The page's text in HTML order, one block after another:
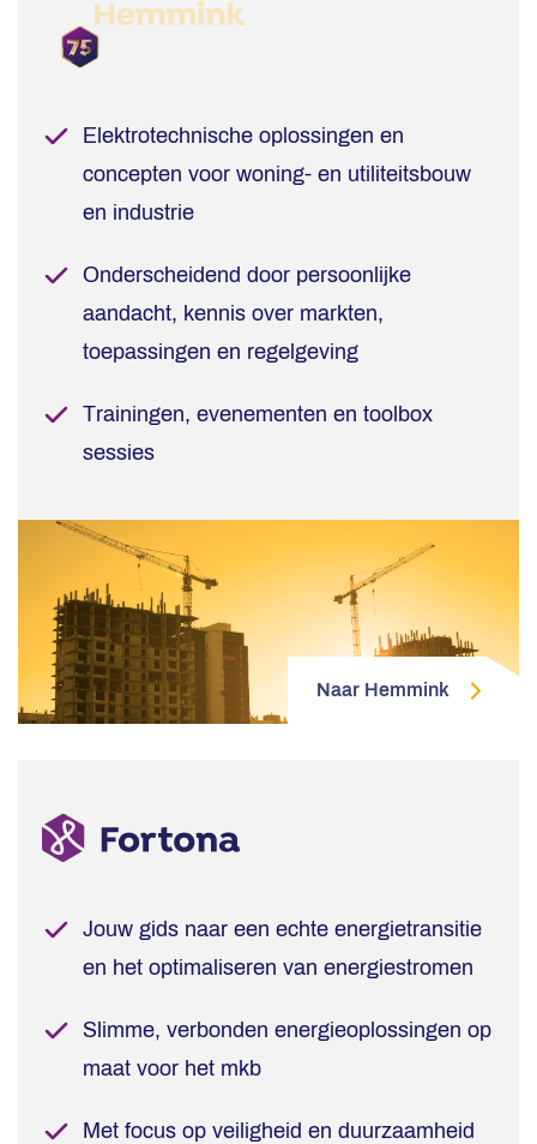
Elektrotechnische oplossingen en
concepten voor woning- en utiliteitsbouw
en industrie
Onderscheidend door persoonlijke
aandacht, kennis over markten,
toepassingen en regelgeving
Trainingen, evenementen en toolbox
sessies
Naar Hemmink
Jouw gids naar een echte energietransitie
en het optimaliseren van energiestromen
Slimme, verbonden energieoplossingen op
maat voor het mkb
Met focus op veiligheid en duurzaamheid